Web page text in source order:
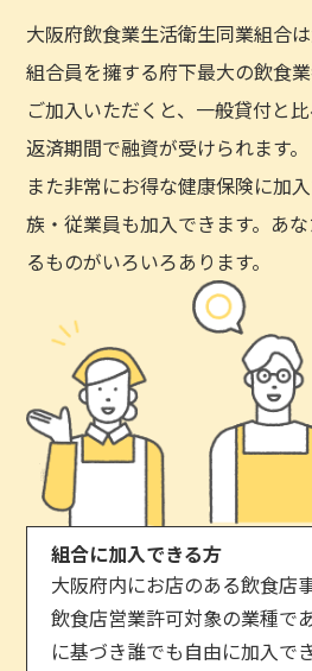
大阪府飲食業生活衛生同業組合
組合員を擁する府下最大の飲食
ご加入いただくと、一般貸付と
返済期間で融資が受けられます。
また非常にお得な健康保険に加
族・従業員も加入できます。あ
るものがいろいろあります。
組合に加入できる方
大阪府内にお店のある飲食店
飲食店営業許可対象の業種で
に基づき誰でも自由に加入でき